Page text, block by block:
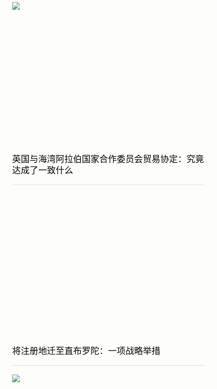
英国与海湾阿拉伯国家合作委员会贸易协定：究竟
达成了一致什么
将注册地迁至直布罗陀：一项战略举措